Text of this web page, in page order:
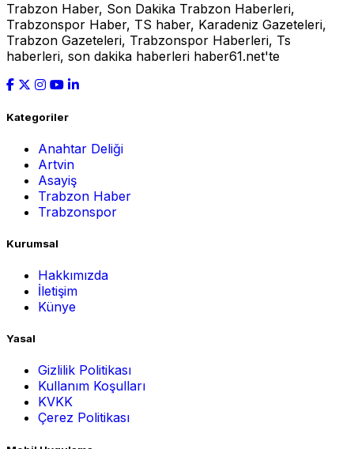
Trabzon Haber, Son Dakika Trabzon Haberleri,
Trabzonspor Haber, TS haber, Karadeniz Gazeteleri,
Trabzon Gazeteleri, Trabzonspor Haberleri, Ts
haberleri, son dakika haberleri haber61.net'te
Kategoriler
Anahtar Deliği
Artvin
Asayiş
Trabzon Haber
Trabzonspor
Kurumsal
Hakkımızda
İletişim
Künye
Yasal
Gizlilik Politikası
Kullanım Koşulları
KVKK
Çerez Politikası